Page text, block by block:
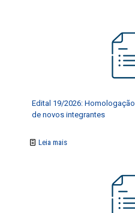
Edital 19/2026:
de novos integrantes
Leia mais